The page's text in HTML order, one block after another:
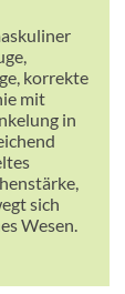
korrekte
mit
in
sich
Wesen.